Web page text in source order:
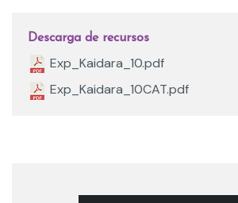
Descarga de recursos
Exp_Kaidara_10.pdf
Exp_Kaidara_10CAT.pdf